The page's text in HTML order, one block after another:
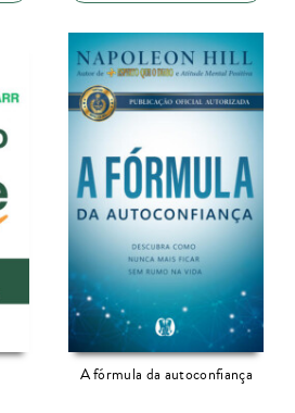
A fórmula da autoconfiança